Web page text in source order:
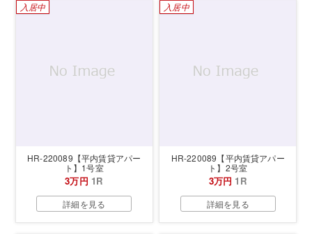
HR-220089【平内賃貸アパー
ト】1号室
入居中
3万円 1R
詳細を見る
HR-220089【平内賃貸アパー
ト】2号室
入居中
3万円 1R
詳細を見る